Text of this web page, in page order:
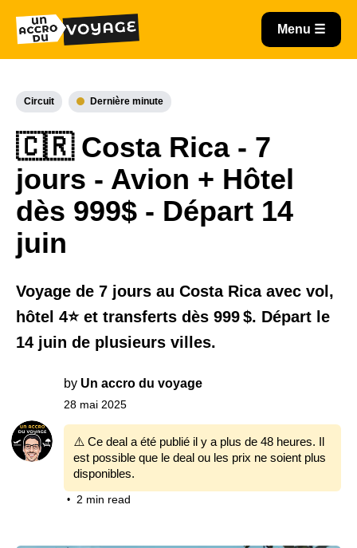
Circuit Dernière minute
🇨🇷 Costa Rica - 7
jours - Avion + Hôtel
dès 999$ - Départ 14
juin
Voyage de 7 jours au Costa Rica avec vol,
hôtel 4⭐️ et transferts dès 999 $. Départ le
14 juin de plusieurs villes.
by Un accro du voyage
28 mai 2025
⚠️ Ce deal a été publié il y a plus de 48 heures. Il
est possible que le deal ou les prix ne soient plus
disponibles.
• 2 min read